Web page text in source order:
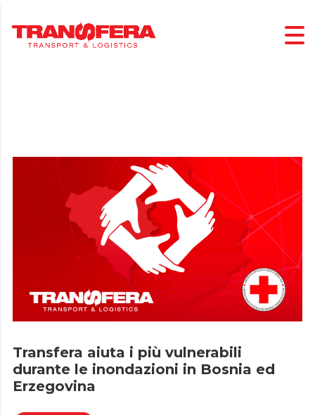
Transfera aiuta i più vulnerabili
durante le inondazioni in Bosnia ed
Erzegovina